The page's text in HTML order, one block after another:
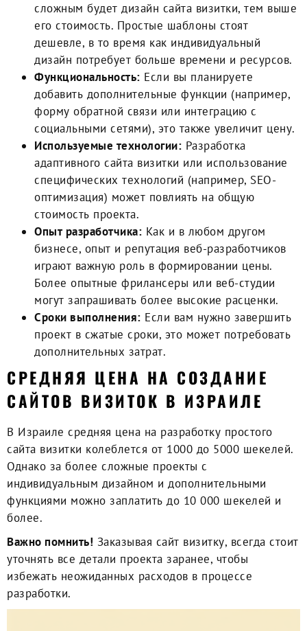
сложным будет дизайн сайта визитки, тем выше
его стоимость. Простые шаблоны стоят
дешевле, в то время как индивидуальный
дизайн потребует больше времени и ресурсов.
Функциональность: Если вы планируете
добавить дополнительные функции (например,
форму обратной связи или интеграцию с
социальными сетями), это также увеличит цену.
Используемые технологии: Разработка
адаптивного сайта визитки или использование
специфических технологий (например, SEO-
оптимизация) может повлиять на общую
стоимость проекта.
Опыт разработчика: Как и в любом другом
бизнесе, опыт и репутация веб-разработчиков
играют важную роль в формировании цены.
Более опытные фрилансеры или веб-студии
могут запрашивать более высокие расценки.
Сроки выполнения: Если вам нужно завершить
проект в сжатые сроки, это может потребовать
дополнительных затрат.
СРЕДНЯЯ ЦЕНА НА СОЗДАНИЕ
САЙТОВ ВИЗИТОК В ИЗРАИЛЕ
В Израиле средняя цена на разработку простого
сайта визитки колеблется от 1000 до 5000 шекелей.
Однако за более сложные проекты с
индивидуальным дизайном и дополнительными
функциями можно заплатить до 10 000 шекелей и
более.
Важно помнить! Заказывая сайт визитку, всегда стоит
уточнять все детали проекта заранее, чтобы
избежать неожиданных расходов в процессе
разработки.